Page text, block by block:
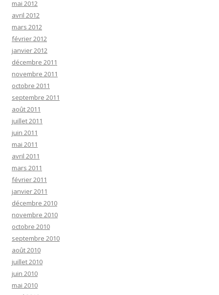
mai 2012
avril 2012
mars 2012
février 2012
janvier 2012
décembre 2011
novembre 2011
octobre 2011
septembre 2011
août 2011
juillet 2011
juin 2011
mai 2011
avril 2011
mars 2011
février 2011
janvier 2011
décembre 2010
novembre 2010
octobre 2010
septembre 2010
août 2010
juillet 2010
juin 2010
mai 2010